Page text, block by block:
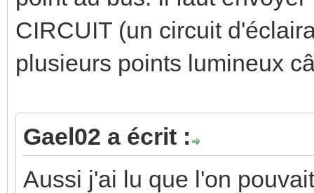
CIRCUIT (un circuit
plusieurs points lumineux
Gael02 a écrit :
Aussi j'ai lu que l'on